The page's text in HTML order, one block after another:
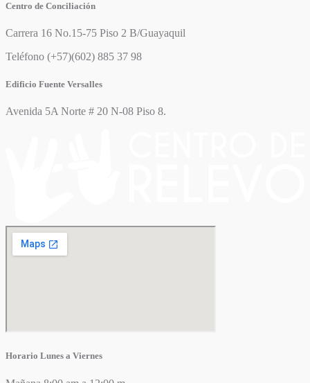
Centro de Conciliación
Carrera 16 No.15-75 Piso 2 B/Guayaquil
Teléfono (+57)(602) 885 37 98
Edificio Fuente Versalles
Avenida 5A Norte # 20 N-08 Piso 8.
Horario Lunes a Viernes